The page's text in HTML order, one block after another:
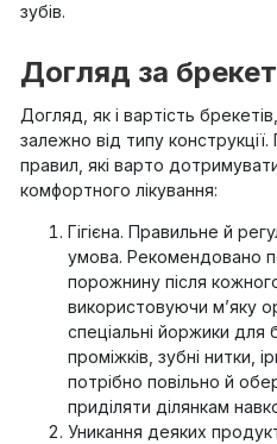
зубів.
Догляд за
Догляд, як і вартість
залежно від типу конструкції.
правил, які варто
комфортного лікування:
Гігієна. Правильне й
умова. Рекомендовано
порожнину після
використовуючи м’яку
спеціальні йоржики для
проміжків, зубні нитки,
потрібно повільно й
приділяти ділянкам
Уникання деяких